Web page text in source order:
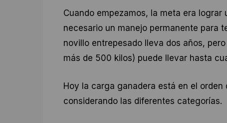
Cuando empezamos, la meta era lograr
necesario un manejo permanente para
novillo entrepesado lleva dos años,
más de 500 kilos) puede llevar hasta
Hoy la carga ganadera está en el
considerando las diferentes categorías.